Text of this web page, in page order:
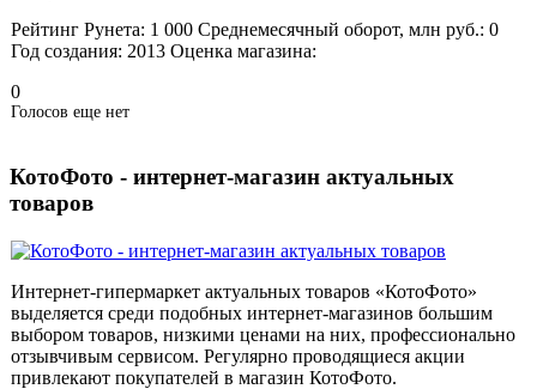
Рейтинг Рунета: 1 000 Среднемесячный оборот, млн руб.: 0
Год создания: 2013 Оценка магазина:
0
Голосов еще нет
КотоФото - интернет-магазин актуальных
товаров
Интернет-гипермаркет актуальных товаров «КотоФото»
выделяется среди подобных интернет-магазинов большим
выбором товаров, низкими ценами на них, профессионально
отзывчивым сервисом. Регулярно проводящиеся акции
привлекают покупателей в магазин КотоФото.